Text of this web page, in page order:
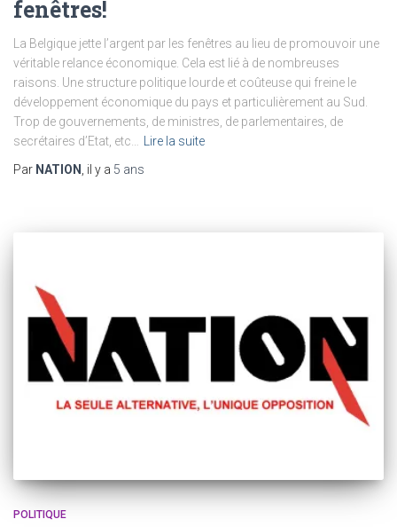
fenêtres!
La Belgique jette l’argent par les fenêtres au lieu de promouvoir une
véritable relance économique. Cela est lié à de nombreuses
raisons. Une structure politique lourde et coûteuse qui freine le
développement économique du pays et particulièrement au Sud.
Trop de gouvernements, de ministres, de parlementaires, de
secrétaires d’Etat, etc…
Lire la suite
Par NATION , il y a 5 ans
POLITIQUE